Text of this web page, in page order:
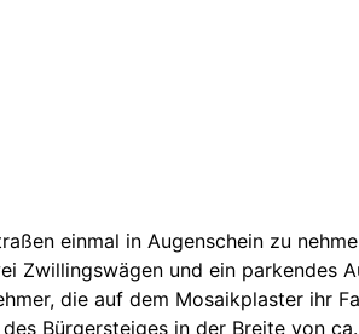
einmal in Augenschein zu
und ein parkendes
die auf dem Mosaikplaster ihr
Bürgersteiges in der Breite von